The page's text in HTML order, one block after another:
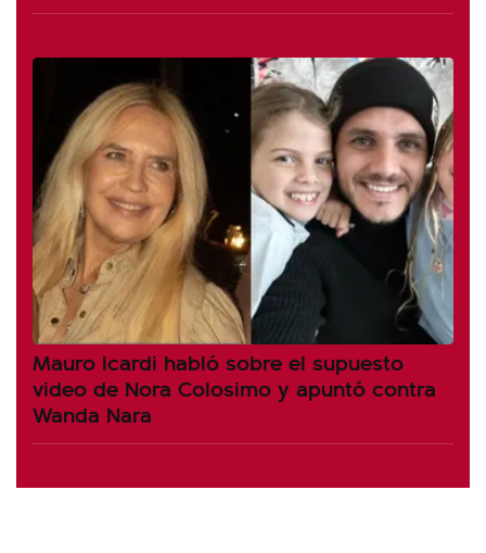
Mauro Icardi habló sobre el supuesto
video de Nora Colosimo y apuntó contra
Wanda Nara